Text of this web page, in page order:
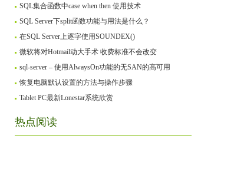
SQL集合函数中case when then 使用技术
SQL Server下split函数功能与用法是什么？
在SQL Server上逐字使用SOUNDEX()
微软将对Hotmail动大手术 收费标准不会改变
sql-server – 使用AlwaysOn功能的无SAN的高可用
恢复电脑默认设置的方法与操作步骤
Tablet PC最新Lonestar系统欣赏
热点阅读